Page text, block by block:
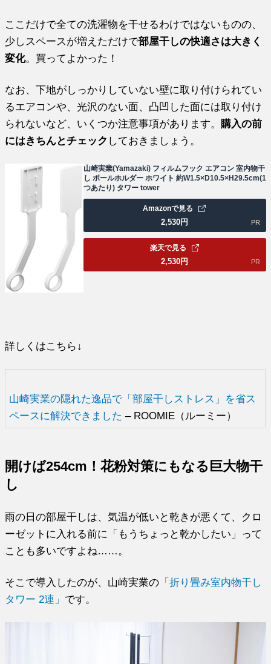
ここだけで全ての洗濯物を干せるわけではないものの、
少しスペースが増えただけで部屋干しの快適さは大きく
変化。買ってよかった！
なお、下地がしっかりしていない壁に取り付けられてい
るエアコンや、光沢のない面、凸凹した面には取り付け
られないなど、いくつか注意事項があります。 購入の前
にはきちんとチェック しておきましょう。
山崎実業(Yamazaki) フィルムフック エアコン 室内物干
し ポールホルダー ホワイト 約W1.5×D10.5×H29.5cm(1
つあたり) タワー tower
2,530円
Amazonで見る
PR
2,530円
楽天で見る
PR
詳しくはこちら↓
山崎実業の隠れた逸品で「部屋干しストレス」を省ス
ペースに解決できました – ROOMIE（ルーミー）
開けば254cm！花粉対策にもなる巨大物干
し
雨の日の部屋干しは、気温が低いと乾きが悪くて、クロ
ーゼットに入れる前に「もうちょっと乾かしたい」って
ことも多いですよね……。
そこで導入したのが、山崎実業の 「折り畳み室内物干し
タワー 2連」 です。